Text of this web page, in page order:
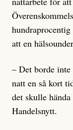
att en
– Det borde
natt en så kort
det skulle
Handelsnytt.